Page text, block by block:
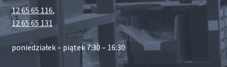
12 65 65 116,
12 65 65 131
poniedziałek – piątek 7:30 – 16:30